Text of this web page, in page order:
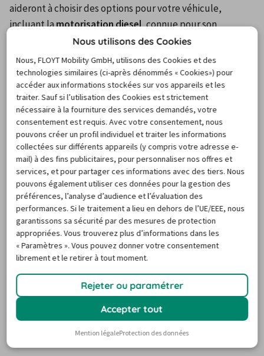
aideront à choisir des options pour votre véhicule,
incluant la motorisation diesel, connue pour son
carburant plus économique que l’essence. Le
enfant, indispensable pour les bambins, est aussi
populaire.
La catégorie d'automobiles
idéale pour sillonner les routes
de Belgrade
Les conducteurs qui recherchent une location de voiture
à Belgrade pas chère, préfèrent les véhicules
économiques. Ils optent également pour les gammes
mini et compacte, idéales pour les trajets urbains. Avez-
vous déjà sélectionné une catégorie de votre voiture de
location à Belgrade ? Si votre réponse est non, Carigami
est là pour simplifier votre choix !
Louer une voiture à l'aéroport de
Belgrade
Nous utilisons des Cookies
Nous, FLOYT Mobility GmbH, utilisons des Cookies et des
technologies similaires (ci-après dénommés « Cookies») pour
accéder aux informations stockées sur vos appareils et les
traiter. Sauf si l’utilisation des Cookies est strictement
nécessaire à la fourniture des services demandés, votre
consentement est requis. Avec votre consentement, nous
pouvons créer un profil individuel et traiter les informations
collectées sur différents appareils (y compris votre adresse e-
mail) à des fins publicitaires, pour personnaliser nos offres et
services, et pour partager ces informations avec des tiers. Nous
pouvons également utiliser ces données pour la gestion des
préférences, l’analyse d’audience et l’évaluation des
performances. Si le traitement a lieu en dehors de l’UE/EEE, nous
garantissons sa sécurité par des mesures de protection
appropriées. Vous trouverez plus d’informations dans les
« Paramètres ». Vous pouvez donner votre consentement
librement et le retirer à tout moment.
Rejeter ou paramétrer
Accepter tout
Mention légaleProtection des données